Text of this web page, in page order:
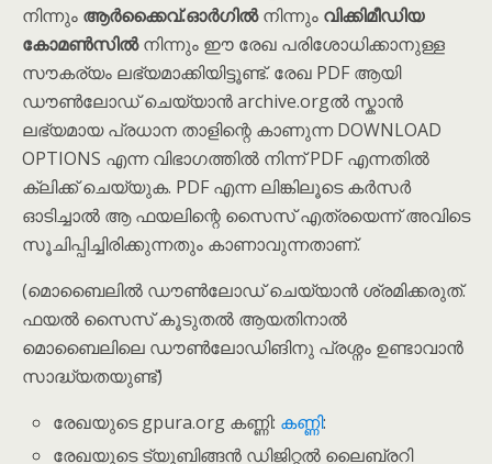
നിന്നും ആർക്കൈവ്.ഓർഗിൽനിന്നും വിക്കിമീഡിയ
കോമൺസിൽനിന്നും ഈ രേഖ പരിശോധിക്കാനുള്ള
സൗകര്യം ലഭ്യമാക്കിയിട്ടൂണ്ട്. രേഖ PDF ആയി
ഡൗൺലോഡ് ചെയ്യാൻ archive.orgൽ സ്കാൻ
ലഭ്യമായ പ്രധാന താളിന്റെ കാണുന്ന DOWNLOAD
OPTIONS എന്ന വിഭാഗത്തിൽ നിന്ന് PDF എന്നതിൽ
ക്ലിക്ക് ചെയ്യുക. PDF എന്ന ലിങ്കിലൂടെ കർസർ
ഓടിച്ചാൽ ആ ഫയലിന്റെ സൈസ് എത്രയെന്ന് അവിടെ
സൂചിപ്പിച്ചിരിക്കുന്നതും കാണാവുന്നതാണ്.
(മൊബൈലിൽ ഡൗൺലോഡ് ചെയ്യാൻ ശ്രമിക്കരുത്.
ഫയൽ സൈസ് കൂടുതൽ ആയതിനാൽ
മൊബൈലിലെ ഡൗ‌ൺലോഡിങിനു പ്രശ്നം ഉണ്ടാവാൻ
സാദ്ധ്യതയുണ്ട്)
രേഖയുടെ gpura.org കണ്ണി: കണ്ണി:
രേഖയുടെ ട്യൂബിങ്ങൻ ഡിജിറ്റൽ ലൈബ്രറി